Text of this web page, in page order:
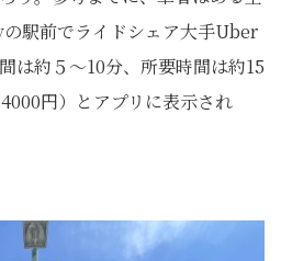
駅前でライドシェア大手Uber
は約５～10分、所要時間は約15
円）とアプリに表示され